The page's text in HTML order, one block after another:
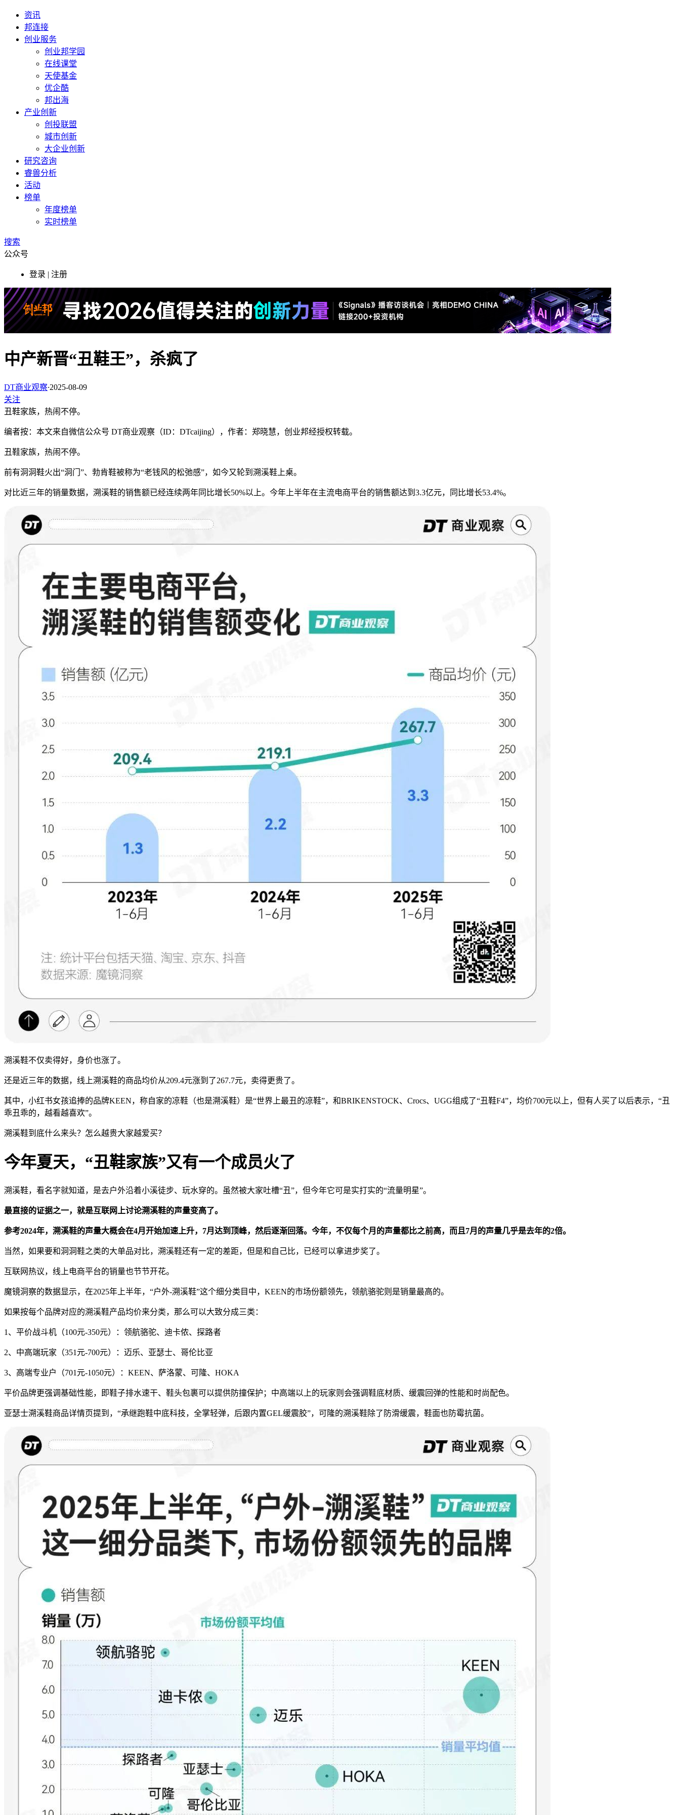
资讯
邦连接
创业服务
创业邦学园
在线课堂
天使基金
优企酷
邦出海
产业创新
创投联盟
城市创新
大企业创新
研究咨询
睿兽分析
活动
榜单
年度榜单
实时榜单
搜索
公众号
登录 | 注册
中产新晋“丑鞋王”，杀疯了
DT商业观察·2025-08-09
关注
丑鞋家族，热闹不停。
编者按：本文来自微信公众号 DT商业观察（ID：DTcaijing），作者：郑晓慧，创业邦经授权转载。
丑鞋家族，热闹不停。
前有洞洞鞋火出“洞门”、勃肯鞋被称为“老钱风的松弛感”，如今又轮到溯溪鞋上桌。
对比近三年的销量数据，溯溪鞋的销售额已经连续两年同比增长50%以上。今年上半年在主流电商平台的销售额达到3.3亿元，同比增长53.4%。
溯溪鞋不仅卖得好，身价也涨了。
还是近三年的数据，线上溯溪鞋的商品均价从209.4元涨到了267.7元，卖得更贵了。
其中，小红书女孩追捧的品牌KEEN，称自家的凉鞋（也是溯溪鞋）是“世界上最丑的凉鞋”，和BRIKENSTOCK、Crocs、UGG组成了“丑鞋F4”，均价700元以上，但有人买了以后表示，“丑
乖丑乖的，越看越喜欢”。
溯溪鞋到底什么来头？怎么越贵大家越爱买？
今年夏天，“丑鞋家族”又有一个成员火了
溯溪鞋，看名字就知道，是去户外沿着小溪徒步、玩水穿的。虽然被大家吐槽“丑”，但今年它可是实打实的“流量明星”。
最直接的证据之一，就是互联网上讨论溯溪鞋的声量变高了。
参考2024年，溯溪鞋的声量大概会在4月开始加速上升，7月达到顶峰，然后逐渐回落。今年，不仅每个月的声量都比之前高，而且7月的声量几乎是去年的2倍。
当然，如果要和洞洞鞋之类的大单品对比，溯溪鞋还有一定的差距，但是和自己比，已经可以拿进步奖了。
互联网热议，线上电商平台的销量也节节开花。
魔镜洞察的数据显示，在2025年上半年，“户外-溯溪鞋”这个细分类目中，KEEN的市场份额领先，领航骆驼则是销量最高的。
如果按每个品牌对应的溯溪鞋产品均价来分类，那么可以大致分成三类：
1、平价战斗机（100元-350元）：领航骆驼、迪卡侬、探路者
2、中高端玩家（351元-700元）：迈乐、亚瑟士、哥伦比亚
3、高端专业户（701元-1050元）：KEEN、萨洛蒙、可隆、HOKA
平价品牌更强调基础性能，即鞋子排水速干、鞋头包裹可以提供防撞保护；中高端以上的玩家则会强调鞋底材质、缓震回弹的性能和时尚配色。
亚瑟士溯溪鞋商品详情页提到，“承继跑鞋中底科技，全掌轻弹，后跟内置GEL缓震胶”，可隆的溯溪鞋除了防滑缓震，鞋面也防霉抗菌。